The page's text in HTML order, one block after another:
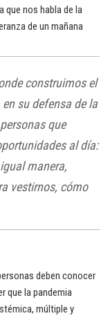
que nos habla de la
de un mañana
construimos el
su defensa de la
que
al día:
manera,
vestirnos, cómo
deben conocer
que la pandemia
múltiple y